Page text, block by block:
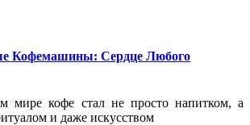
Кофемашины: Сердце Любого
мире кофе стал не просто напитком, а
и даже искусством